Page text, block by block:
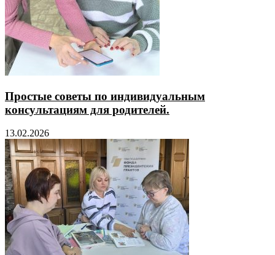
Простые советы по индивидуальным
консультациям для родителей.
13.02.2026